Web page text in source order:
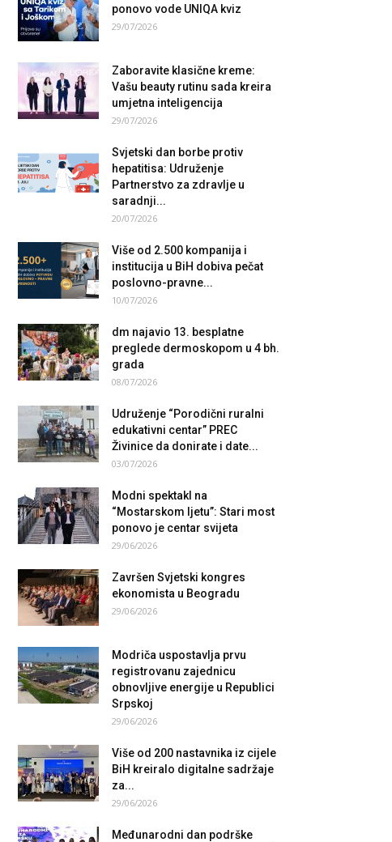
ponovo vode UNIQA kviz
29/07/2026
Zaboravite klasične kreme:
Vašu beauty rutinu sada kreira
umjetna inteligencija
29/07/2026
Svjetski dan borbe protiv
hepatitisa: Udruženje
Partnerstvo za zdravlje u
saradnji...
20/07/2026
Više od 2.500 kompanija i
institucija u BiH dobiva pečat
poslovno-pravne...
10/07/2026
dm najavio 13. besplatne
preglede dermoskopom u 4 bh.
grada
08/07/2026
Udruženje “Porodični ruralni
edukativni centar” PREC
Živinice da donirate i date...
03/07/2026
Modni spektakl na
“Mostarskom ljetu”: Stari most
ponovo je centar svijeta
29/06/2026
Završen Svjetski kongres
ekonomista u Beogradu
29/06/2026
Modriča uspostavlja prvu
registrovanu zajednicu
obnovljive energije u Republici
Srpskoj
29/06/2026
Više od 200 nastavnika iz cijele
BiH kreiralo digitalne sadržaje
za...
29/06/2026
Međunarodni dan podrške